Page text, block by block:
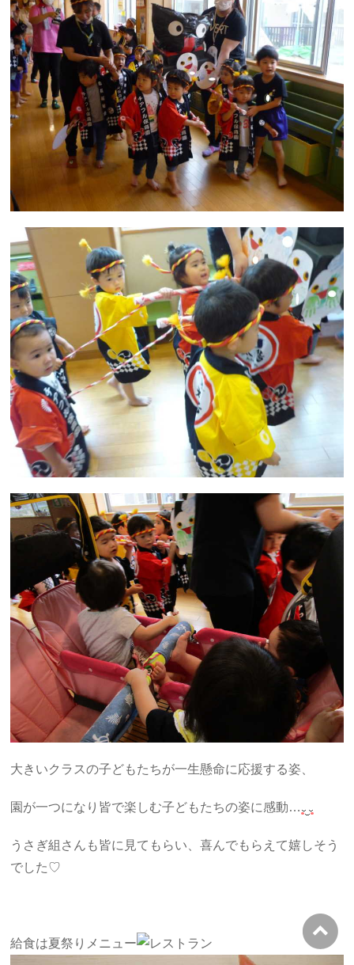
大きいクラスの子どもたちが一生懸命に応援する姿、
園が一つになり皆で楽しむ子どもたちの姿に感動…
うさぎ組さんも皆に見てもらい、喜んでもらえて嬉しそう
でした♡
給食は夏祭りメニュー